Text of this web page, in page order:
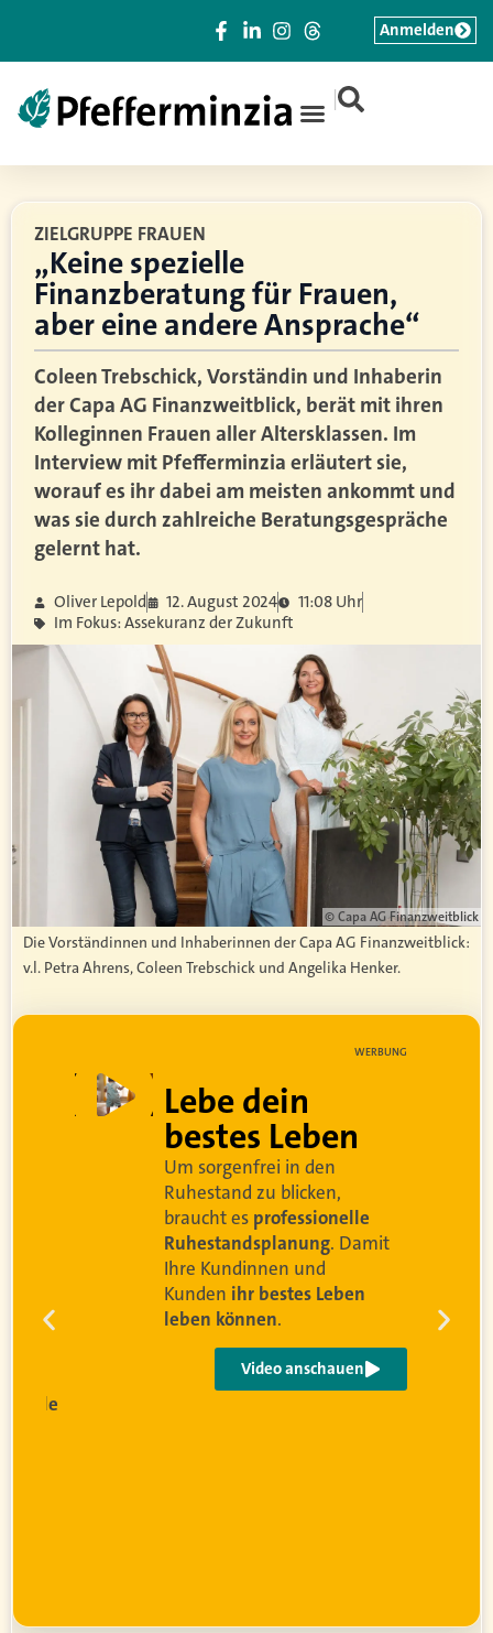
|
Anmelden
ZIELGRUPPE FRAUEN
„Keine spezielle
Finanzberatung für Frauen,
aber eine andere Ansprache“
Coleen Trebschick, Vorständin und Inhaberin
der Capa AG Finanzweitblick, berät mit ihren
Kolleginnen Frauen aller Altersklassen. Im
Interview mit Pfefferminzia erläutert sie,
worauf es ihr dabei am meisten ankommt und
was sie durch zahlreiche Beratungsgespräche
gelernt hat.
Oliver Lepold 12. August 2024
11:08 Uhr
Im Fokus: Assekuranz der Zukunft
© Capa AG Finanzweitblick
Die Vorständinnen und Inhaberinnen der Capa AG Finanzweitblick:
v.l. Petra Ahrens, Coleen Trebschick und Angelika Henker.
WERBUNG
Lebe dein
bestes Leben
Um sorgenfrei in den
Ruhestand zu blicken,
braucht es professionelle
Ruhestandsplanung. Damit
Ihre Kundinnen und
Kunden ihr bestes Leben
leben können.
Video anschauen